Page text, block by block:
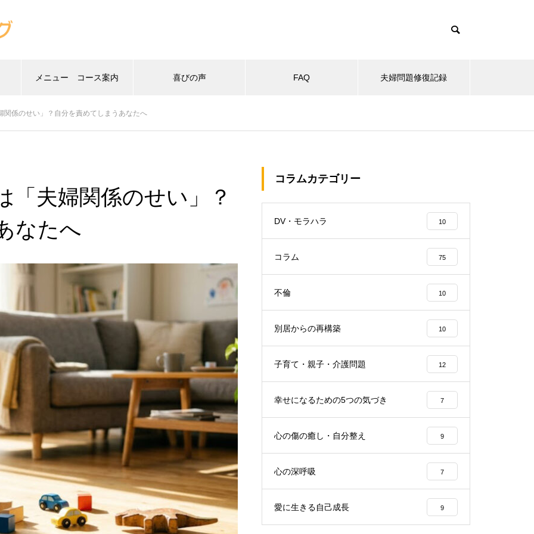
メニュー コース案内 喜びの声 FAQ 夫婦問題修復記録
関係のせい」？自分を責めてしまうあなたへ
「夫婦関係のせい」？
なたへ
コラムカテゴリー
DV・モラハラ 10
コラム 75
不倫 10
別居からの再構築 10
子育て・親子・介護問題 12
幸せになるための5つの気づき 7
心の傷の癒し・自分整え 9
心の深呼吸 7
愛に生きる自己成長 9